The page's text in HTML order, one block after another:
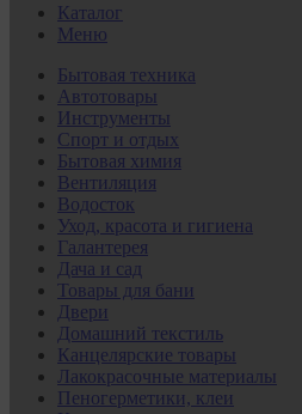
Каталог
Меню
Бытовая техника
Автотовары
Инструменты
Спорт и отдых
Бытовая химия
Вентиляция
Водосток
Уход, красота и гигиена
Галантерея
Дача и сад
Товары для бани
Двери
Домашний текстиль
Канцелярские товары
Лакокрасочные материалы
Пеногерметики, клеи